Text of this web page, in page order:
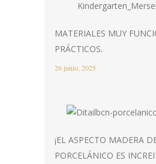
MATERIALES MUY
PRÁCTICOS.
26 junio, 2025
¡EL ASPECTO MADERA
PORCELÁNICO ES